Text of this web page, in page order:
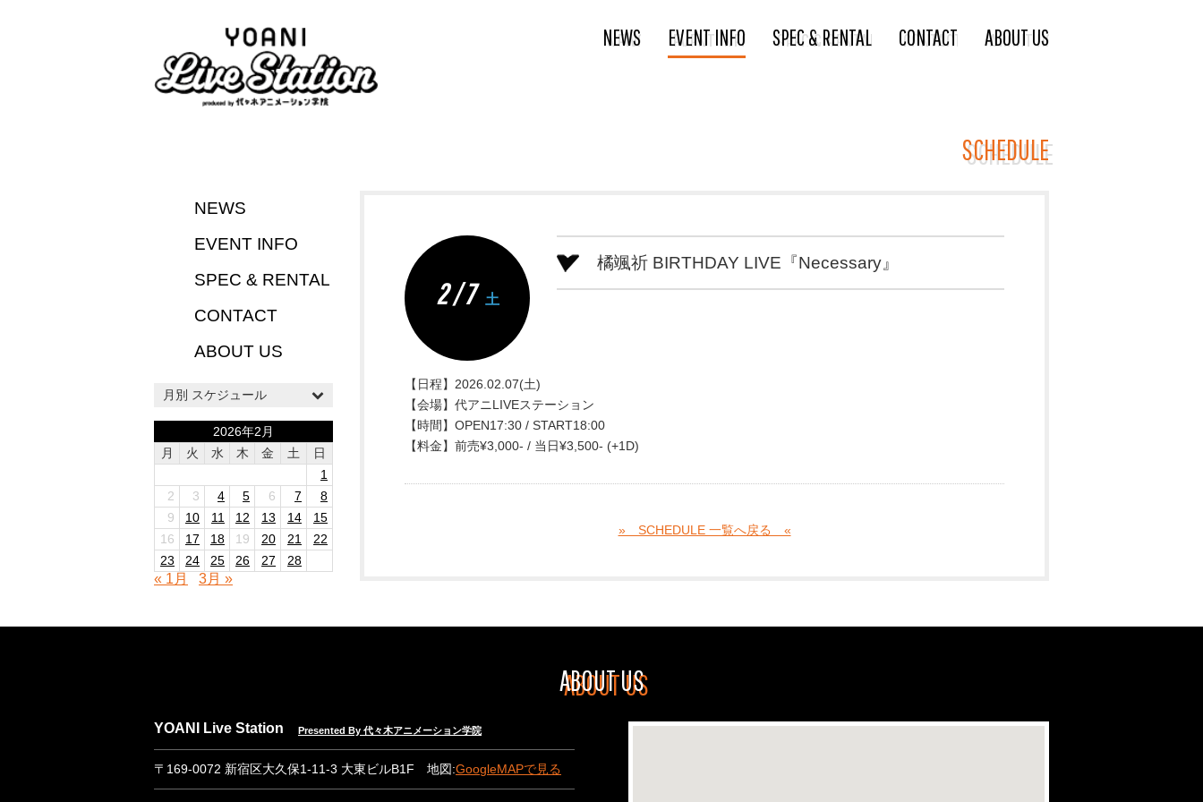
NEWS EVENT INFO SPEC & RENTAL CONTACT ABOUT US
SCHEDULE
NEWS
EVENT INFO
SPEC & RENTAL
CONTACT
ABOUT US
月別 スケジュール
2026年2月
月
火 水 木 金 土
日
1
2
3 4 5 6 7
8
9
10 11 12 13 14
15
16
17 18 19 20 21
22
23
24 25 26 27 28
« 1月 3月 »
2 / 7 土
橘颯祈 BIRTHDAY LIVE『Necessary』
【日程】2026.02.07(土)
【会場】代アニLIVEステーション
【時間】OPEN17:30 / START18:00
【料金】前売¥3,000- / 当日¥3,500- (+1D)
» SCHEDULE 一覧へ戻る «
ABOUT US
YOANI Live Station Presented By 代々木アニメーション学院
〒169-0072 新宿区大久保1-11-3 大東ビルB1F 地図:GoogleMAPで見る